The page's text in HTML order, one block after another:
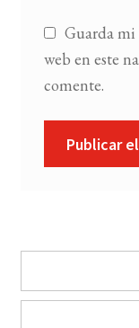
Guarda
web en este
comente.